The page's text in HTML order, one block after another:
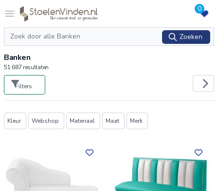
Open menu
Logo stoelenvinden.nl 0
Zoeken
Zoeken
Banken
51.687resultaten
Filters
Producten
Kleur Webshop Materiaal Maat Merk